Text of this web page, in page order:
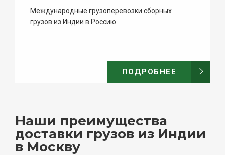
Международные грузоперевозки сборных
грузов из Индии в Россию.
ПОДРОБНЕЕ
Наши преимущества
доставки грузов из Индии
в Москву